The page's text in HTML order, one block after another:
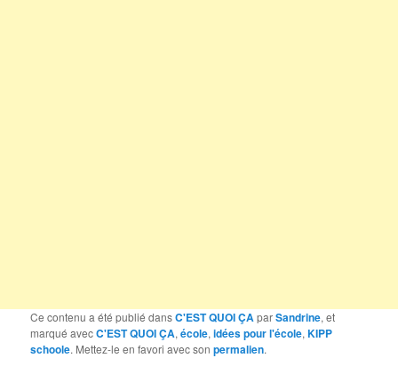
Ce contenu a été publié dansC'EST QUOI ÇAparSandrine, et
marqué avecC'EST QUOI ÇA,école,idées pour l'école,KIPP
schoole. Mettez-le en favori avec sonpermalien.